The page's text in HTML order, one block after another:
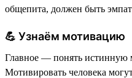
общепита, должен быть
💪 Узнаём мотивацию
Главное — понять истинную
Мотивировать человека